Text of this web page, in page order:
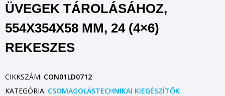
ÜVEGEK TÁROLÁSÁHOZ,
554X354X58 MM, 24 (4×6)
REKESZES
CIKKSZÁM: CON01LD0712
KATEGÓRIA: CSOMAGOLÁSTECHNIKAI KIEGÉSZÍTŐK